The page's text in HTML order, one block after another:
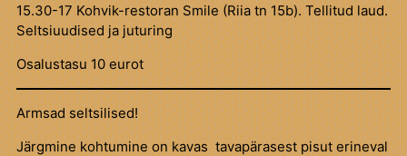
15.30-17 Kohvik-restoran Smile (Riia tn 15b). Tellitud laud.
Seltsiuudised ja juturing
Osalustasu 10 eurot
Armsad seltsilised!
Järgmine kohtumine on kavas tavapärasest pisut erineval